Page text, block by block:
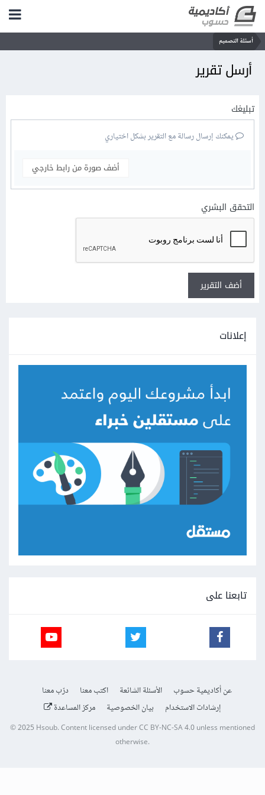
أسئلة التصميم
أرسل تقرير
تبليغك
يمكنك إرسال رسالة مع التقرير بشكل اختياري
أضف صورة من رابط خارجي
التحقق البشري
أضف التقرير
إعلانات
تابعنا على
عن أكاديمية حسوب الأسئلة الشائعة اكتب معنا
درّب معنا
إرشادات الاستخدام
بيان الخصوصية مركز المساعدة
© 2025 Hsoub.Content licensed underCC BY-NC-SA 4.0unless mentioned
otherwise.